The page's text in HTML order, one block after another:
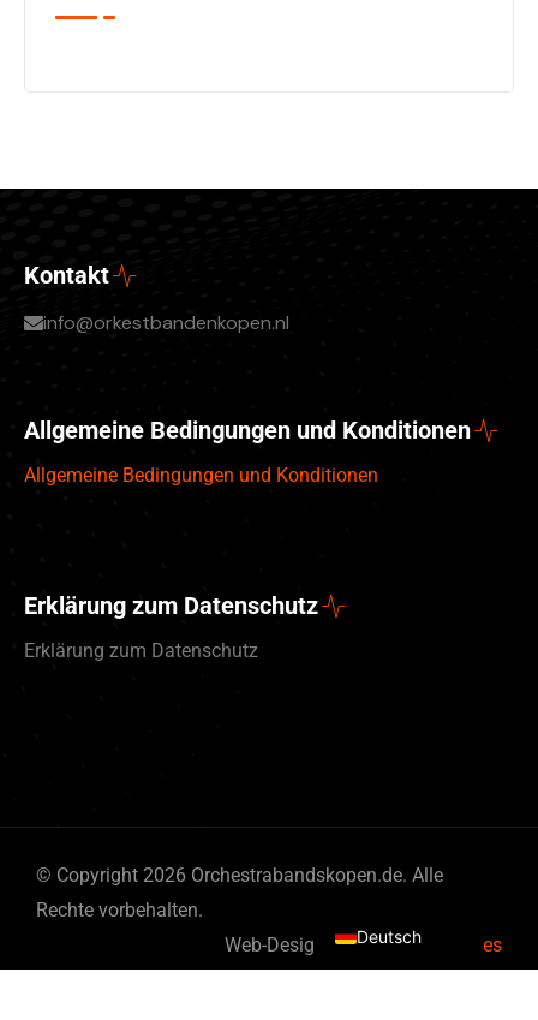
Kontakt
info@orkestbandenkopen.nl
Allgemeine Bedingungen und Konditionen
Allgemeine Bedingungen und Konditionen
Erklärung zum Datenschutz
Erklärung zum Datenschutz
© Copyright 2026 Orchestrabandskopen.de. Alle
Rechte vorbehalten.
Web-Design vonBy Bits & Pieces
Deutsch